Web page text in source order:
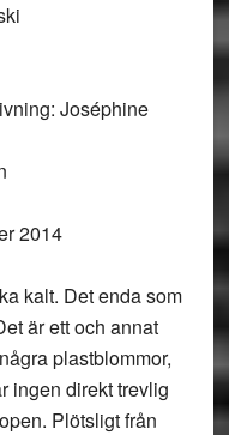
Joséphine
2014
kalt. Det enda som
är ett och annat
plastblommor,
ingen direkt trevlig
Plötsligt från